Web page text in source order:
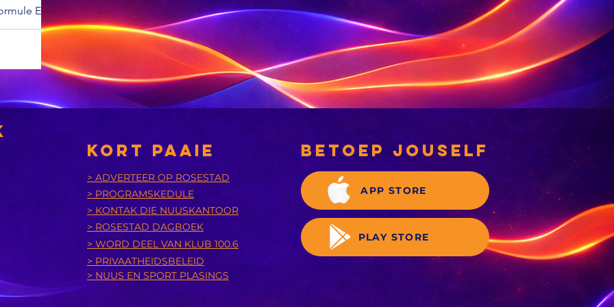
Een-
kop-
Lando
erken
hanteer
daar
ten spyte
betoep jouself
APP STORE
PLAY STORE
KORT PAAIE
> ADVERTEER OP ROSESTAD
> PROGRAMSKEDULE
> KONTAK DIE NUUSKANTOOR
> ROSESTAD DAGBOEK
> WORD DEEL VAN KLUB 100.6
> PRIVAATHEIDSBELEID
> NUUS EN SPORT PLASINGS